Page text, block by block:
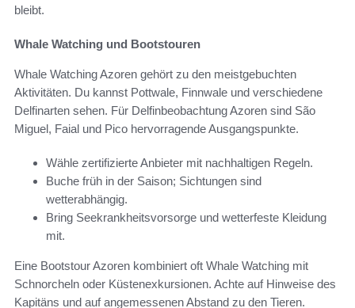
bleibt.
Whale Watching und Bootstouren
Whale Watching Azoren gehört zu den meistgebuchten
Aktivitäten. Du kannst Pottwale, Finnwale und verschiedene
Delfinarten sehen. Für Delfinbeobachtung Azoren sind São
Miguel, Faial und Pico hervorragende Ausgangspunkte.
Wähle zertifizierte Anbieter mit nachhaltigen Regeln.
Buche früh in der Saison; Sichtungen sind
wetterabhängig.
Bring Seekrankheitsvorsorge und wetterfeste Kleidung
mit.
Eine Bootstour Azoren kombiniert oft Whale Watching mit
Schnorcheln oder Küstenexkursionen. Achte auf Hinweise des
Kapitäns und auf angemessenen Abstand zu den Tieren.